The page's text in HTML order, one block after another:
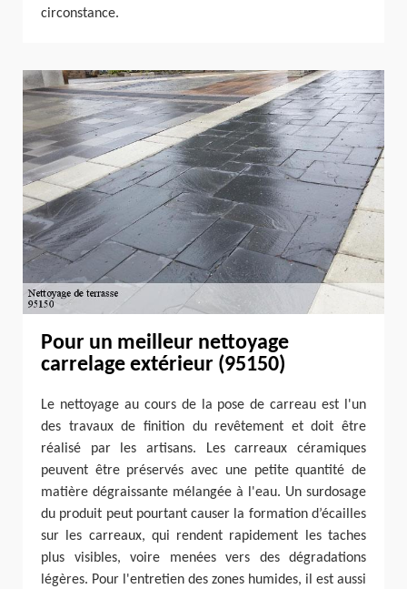
circonstance.
Pour un meilleur nettoyage
carrelage extérieur (95150)
Le nettoyage au cours de la pose de carreau est l'un
des travaux de finition du revêtement et doit être
réalisé par les artisans. Les carreaux céramiques
peuvent être préservés avec une petite quantité de
matière dégraissante mélangée à l'eau. Un surdosage
du produit peut pourtant causer la formation d’écailles
sur les carreaux, qui rendent rapidement les taches
plus visibles, voire menées vers des dégradations
légères. Pour l'entretien des zones humides, il est aussi